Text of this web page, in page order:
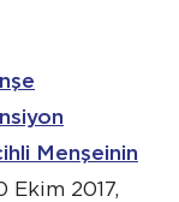
Menşeinin
Ekim 2017,